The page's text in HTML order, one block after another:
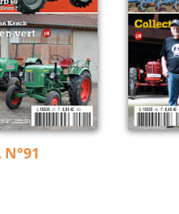
N°91